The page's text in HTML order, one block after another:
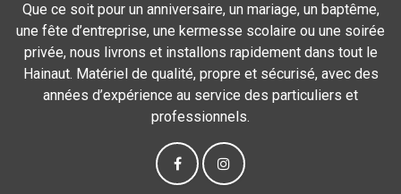
Que ce soit pour un anniversaire, un mariage, un baptême,
une fête d’entreprise, une kermesse scolaire ou une soirée
privée, nous livrons et installons rapidement dans tout le
Hainaut. Matériel de qualité, propre et sécurisé, avec des
années d’expérience au service des particuliers et
professionnels.